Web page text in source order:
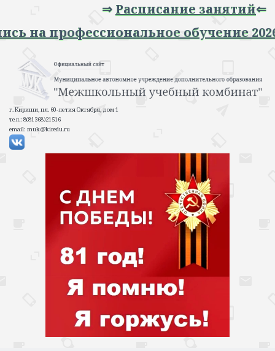
⇒ Расписание занятий⇐
на профессиональное обучение
г. Кириши, пл. 60-летия Октября, дом 1
тел.: 8(81368)21516
email: muk@kiredu.ru